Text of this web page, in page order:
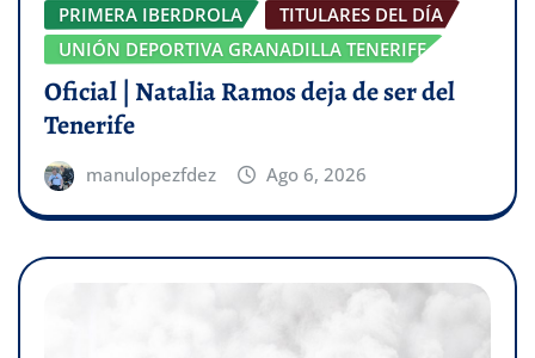
PRIMERA IBERDROLA
TITULARES DEL DÍA
UNIÓN DEPORTIVA GRANADILLA TENERIFE
Oficial | Natalia Ramos deja de ser del
Tenerife
manulopezfdez Ago 6, 2026